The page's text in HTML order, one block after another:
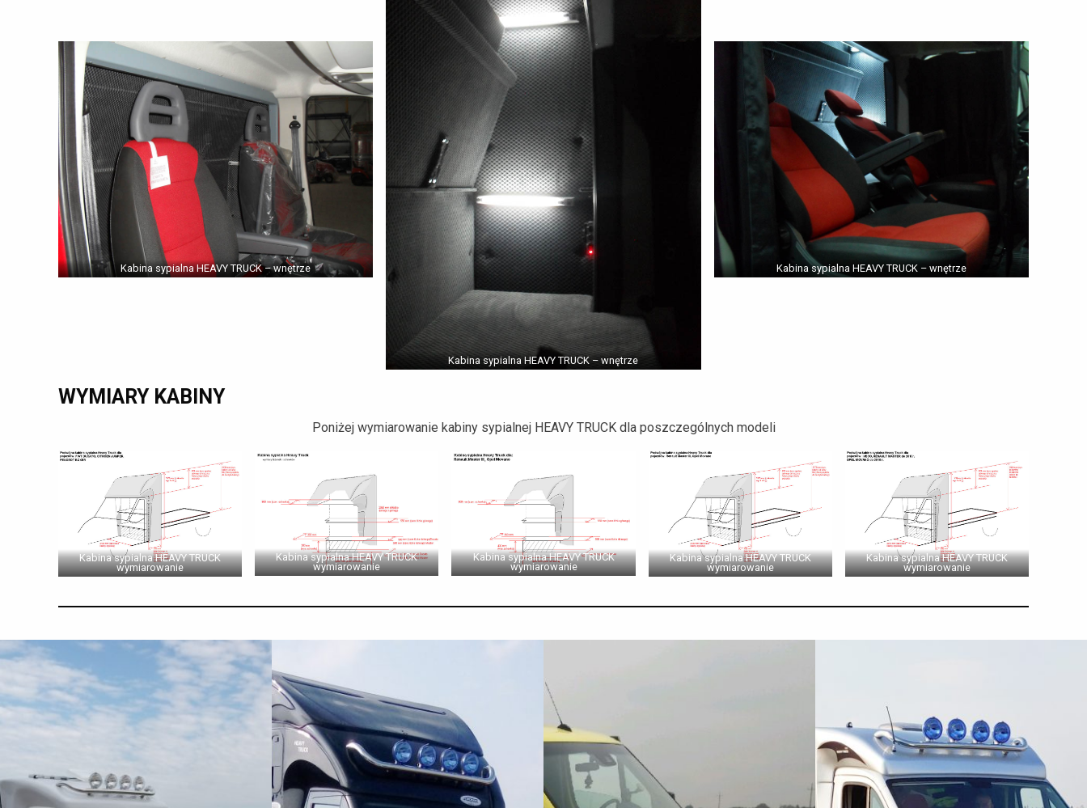
Kabina sypialna HEAVY TRUCK – wnętrze
Kabina sypialna HEAVY TRUCK – wnętrze
Kabina sypialna HEAVY TRUCK – wnętrze
WYMIARY KABINY
Poniżej wymiarowanie kabiny sypialnej HEAVY TRUCK dla poszczególnych modeli
Kabina sypialna HEAVY TRUCK
wymiarowanie
Kabina sypialna HEAVY TRUCK
wymiarowanie
Kabina sypialna HEAVY TRUCK
wymiarowanie
Kabina sypialna HEAVY TRUCK
wymiarowanie
Kabina sypialna HEAVY TRUCK
wymiarowanie